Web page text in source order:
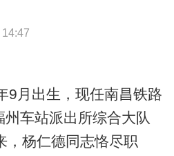
9月出生，现任南昌铁路
车站派出所综合大队
，杨仁德同志恪尽职